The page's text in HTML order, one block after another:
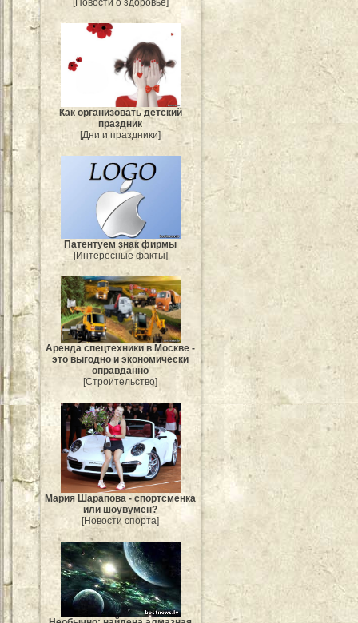
[Новости о здоровье]
Как организовать детский
праздник
[Дни и праздники]
Патентуем знак фирмы
[Интересные факты]
Аренда спецтехники в Москве -
это выгодно и экономически
оправданно
[Строительство]
Мария Шарапова - спортсменка
или шоувумен?
[Новости спорта]